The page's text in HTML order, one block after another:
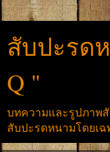
สับปะรด
Q "
บทความและรูปภาพ
สับปะรดหนามโดยเฉ